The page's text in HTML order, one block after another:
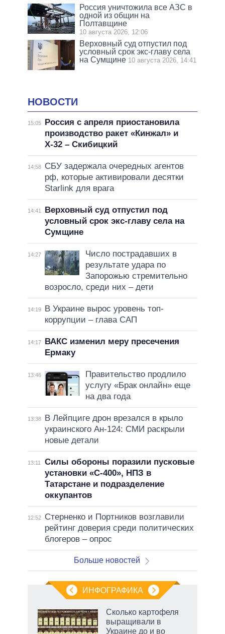
Россия уничтожила все АЗС в
одной из общин на
Полтавщине
10 августа 2026, 12:06
Верховный суд отпустил под
условный срок экс-главу села
на Сумщине 10 августа 2026, 14:41
НОВОСТИ
15:05
Россия с апреля приостановила
производство ракет «Кинжал» и
Х-32 – Скибицкий
14:58
СБУ задержала очередных агентов
рф, которые активировали десятки
Starlink для врага
14:41
Верховный суд отпустил под
условный срок экс-главу села на
Сумщине
14:27
Число пострадавших в
результате удара по
Запорожью стремительно
возросло, среди них – дети
14:19
В Украине вырос уровень топ-
коррупции – глава САП
14:17
ВАКС изменил меру пресечения
Ермаку
13:46
Правительство продлило
услугу «Брак онлайн» еще
на два года
13:38
В Лейпциге дрон врезался в крыло
украинского Ан-124: СМИ раскрыли
новые детали
13:11
Силы обороны поразили пусковые
установки «С-400», НПЗ в
Татарстане и подразделение
оккупантов
12:52
Стерненко и Портников возглавили
рейтинг доверия среди политических
блогеров – опрос
Больше новостей
ИНФОГРАФИКА
Сколько картофеля
выращивали в
Украине до и во